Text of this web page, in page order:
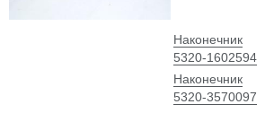
Наконечник
5320-1602594
Наконечник
5320-3570097